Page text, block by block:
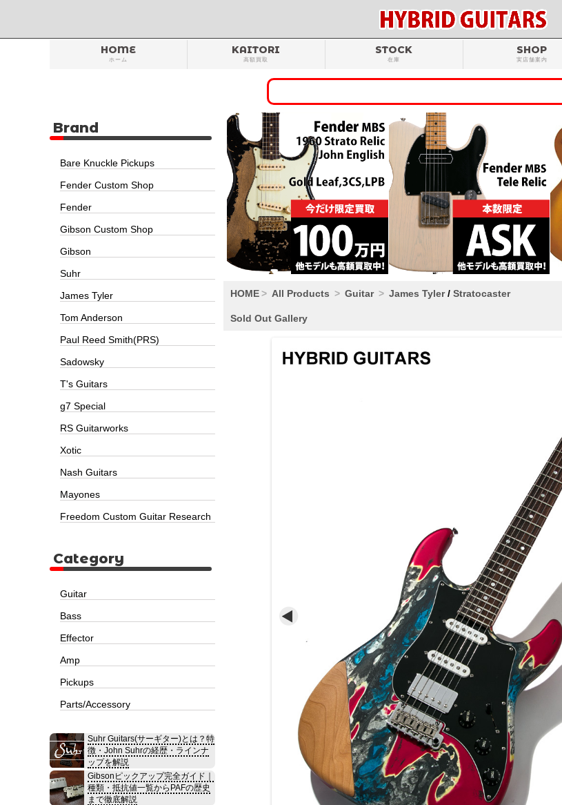
HOME
ホーム
KAITORI
高額買取
STOCK
在庫
SHOP
実店舗案内
HOME All Products Guitar James Tyler / Stratocaster
Sold Out Gallery
Brand
Bare Knuckle Pickups
Fender Custom Shop
Fender
Gibson Custom Shop
Gibson
Suhr
James Tyler
Tom Anderson
Paul Reed Smith(PRS)
Sadowsky
T's Guitars
g7 Special
RS Guitarworks
Xotic
Nash Guitars
Mayones
Freedom Custom Guitar Research
Category
Guitar
Bass
Effector
Amp
Pickups
Parts/Accessory
Suhr Guitars(サーギター)とは？特
徴・John Suhrの経歴・ラインナ
ップを解説
Gibsonピックアップ完全ガイド｜
種類・抵抗値一覧からPAFの歴史
まで徹底解説